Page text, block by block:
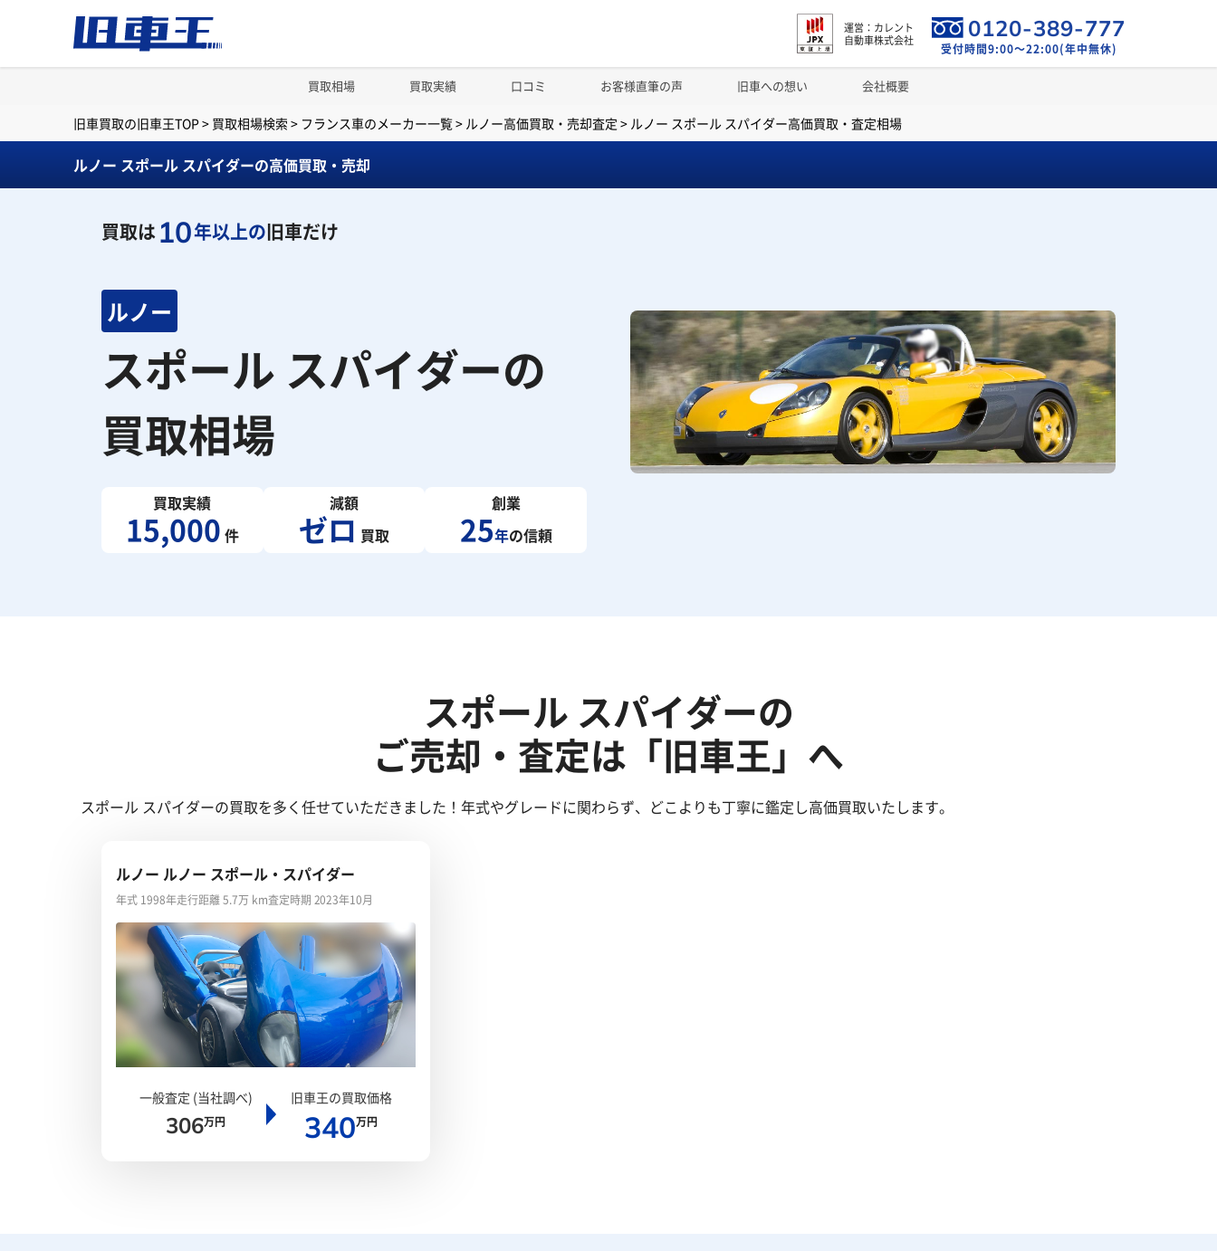
運営：カレント
自動車株式会社
0120-389-777
受付時間9:00～22:00(年中無休)
買取相場 買取実績 口コミ お客様直筆の声 旧車への想い 会社概要
旧車買取の旧車王TOP > 買取相場検索 > フランス車のメーカー一覧> ルノー高価買取・売却査定 > ルノー スポール スパイダー高価買取・査定相場
ルノー スポール スパイダーの高価買取・売却
買取は10年以上の旧車だけ
ルノー
スポール スパイダーの
買取相場
買取実績
15,000 件
減額
ゼロ 買取
創業
25年の信頼
スポール スパイダーの
ご売却・査定は「旧車王」へ
スポール スパイダーの買取を多く任せていただきました！年式やグレードに関わらず、どこよりも丁寧に鑑定し高価買取いたします。
ルノー ルノー スポール・スパイダー
年式 1998年走行距離 5.7万 km査定時期 2023年10月
一般査定 (当社調べ)
306万円
旧車王の買取価格
340万円